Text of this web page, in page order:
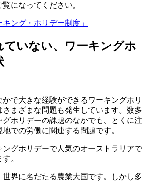
になってください。
ング・ホリデー制度」
ていない、ワーキングホ
で大きな経験ができるワーキングホリ
さまざまな問題も発生しています。数多
グホリデーの課題のなかでも、とくに注
での労働に関連する問題です。
ングホリデーで人気のオーストラリアで
。
世界に名だたる農業大国です。しかし多